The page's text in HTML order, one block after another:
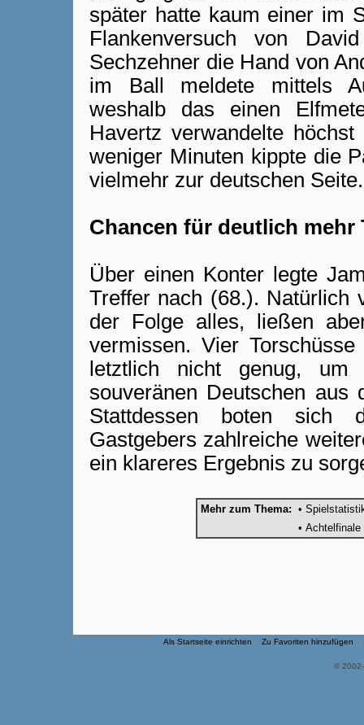
später hatte kaum einer im
Flankenversuch von
Sechzehner die Hand von
im Ball meldete mittels
weshalb das einen
Havertz verwandelte
weniger Minuten kippte die
vielmehr zur deutschen Seite.
Chancen für deutlich mehr
Über einen Konter legte
Treffer nach (68.). Natürlich
der Folge alles, ließen
vermissen. Vier
letztlich nicht genug,
souveränen Deutschen aus
Stattdessen boten sich
Gastgebers zahlreiche
ein klareres Ergebnis zu
Mehr zum Thema: •
• Achtelfinale
Als Startseite einrichten Zu Favoriten hinzufügen
©